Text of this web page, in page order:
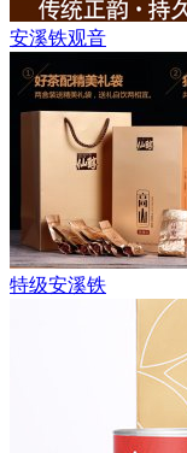
安溪铁观音
特级安溪铁